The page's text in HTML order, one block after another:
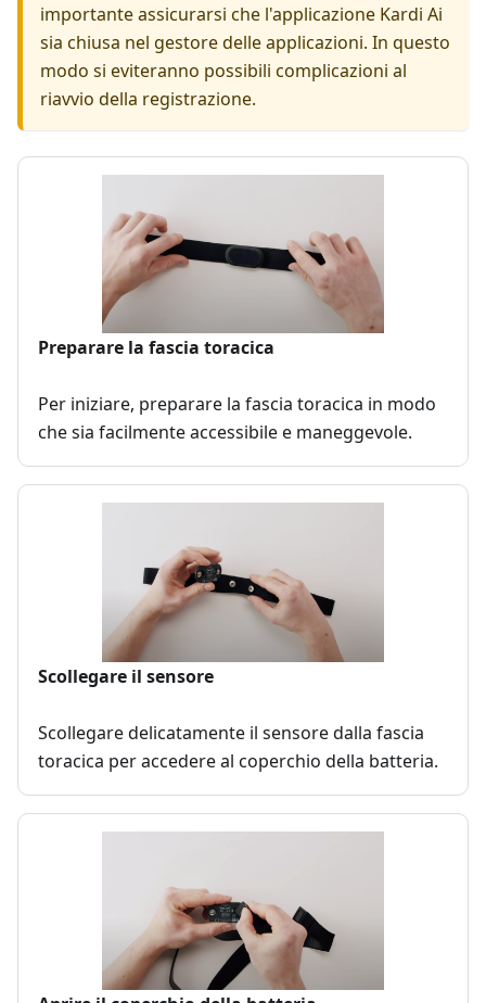
importante assicurarsi che l'applicazione Kardi Ai
sia chiusa nel gestore delle applicazioni. In questo
modo si eviteranno possibili complicazioni al
riavvio della registrazione.
Preparare la fascia toracica
Per iniziare, preparare la fascia toracica in modo
che sia facilmente accessibile e maneggevole.
Scollegare il sensore
Scollegare delicatamente il sensore dalla fascia
toracica per accedere al coperchio della batteria.